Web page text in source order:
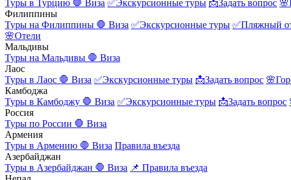
Туры в Турцию 🛑 Виза ✅Экскурсионные туры 📩Задать вопрос
Филиппины
Туры на Филиппины 🛑 Виза ✅Экскурсионные туры ✅Пляжный
🌸Отели
Мальдивы
Туры на Мальдивы 🛑 Виза
Лаос
Туры в Лаос 🛑 Виза ✅Экскурсионные туры 📩Задать вопрос
Камбоджа
Туры в Камбоджу 🛑 Виза ✅Экскурсионные туры 📩Задать вопрос
Россия
Туры по России 🛑 Виза
Армения
Туры в Армению 🛑 Виза Правила въезда
Азербайджан
Туры в Азербайджан 🛑 Виза 📌 Правила въезда